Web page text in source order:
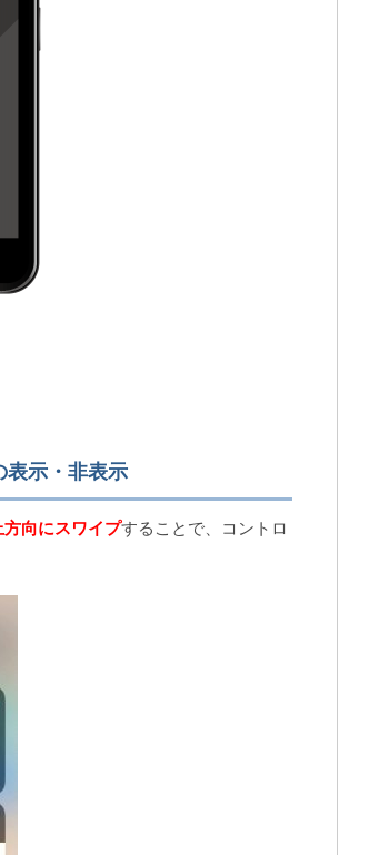
表示・非表示
向にスワイプすることで、コントロ